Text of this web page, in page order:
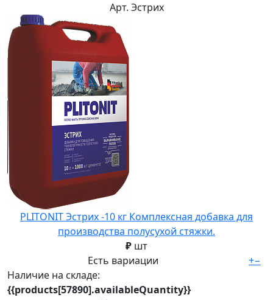
Арт. Эстрих
PLITONIT Эстрих -10 кг Комплексная добавка для
производства полусухой стяжки.
₽ шт
Есть вариации
Наличие на складе:
{{products[57890].availableQuantity}}
+−